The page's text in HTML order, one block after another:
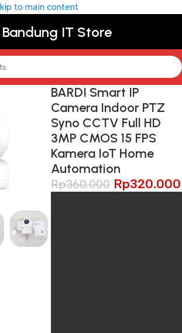
to main content
Bandung IT Store
BARDI Smart IP
Camera Indoor PTZ
Syno CCTV Full HD
3MP CMOS 15 FPS
Kamera IoT Home
Automation
Rp360.000 Rp320.000